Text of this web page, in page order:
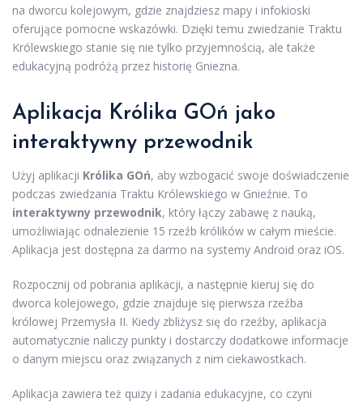
na dworcu kolejowym, gdzie znajdziesz mapy i infokioski
oferujące pomocne wskazówki. Dzięki temu zwiedzanie Traktu
Królewskiego stanie się nie tylko przyjemnością, ale także
edukacyjną podróżą przez historię Gniezna.
Aplikacja Królika GOń jako
interaktywny przewodnik
Użyj aplikacji Królika GOń, aby wzbogacić swoje doświadczenie
podczas zwiedzania Traktu Królewskiego w Gnieźnie. To
interaktywny przewodnik, który łączy zabawę z nauką,
umożliwiając odnalezienie 15 rzeźb królików w całym mieście.
Aplikacja jest dostępna za darmo na systemy Android oraz iOS.
Rozpocznij od pobrania aplikacji, a następnie kieruj się do
dworca kolejowego, gdzie znajduje się pierwsza rzeźba
królowej Przemysła II. Kiedy zbliżysz się do rzeźby, aplikacja
automatycznie naliczy punkty i dostarczy dodatkowe informacje
o danym miejscu oraz związanych z nim ciekawostkach.
Aplikacja zawiera też quizy i zadania edukacyjne, co czyni